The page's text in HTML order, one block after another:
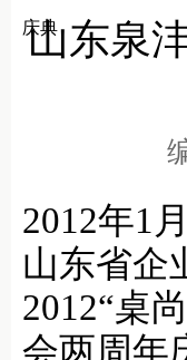
庆典
山东泉
2012年1
山东省企
2012“桌
会两周年